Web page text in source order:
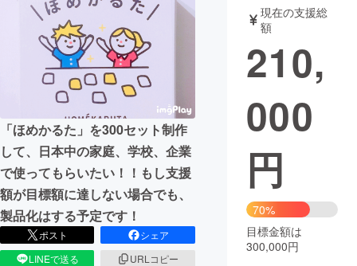
アート・写真 音楽
テクノロジー・ガジェット ゲーム・サ
映像・映画
ビジネス・起業
まちづくり・地域活性化
CAMPFIRE for Social Good CAMPFIRE Creation
CAMPFIREふるさと納税
コミュニティ
「ほめかるた」を300セット制作
して、日本中の家庭、学校、企業
で使ってもらいたい！！もし支援
額が目標額に達しない場合でも、
製品化はする予定です！
ポスト
シェア
LINEで送る
URLコピー
現在の支援総
額
210,
000
円
70%
目標金額は
300,000円